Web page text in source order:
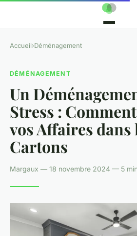
Accueil›Déménagement
DÉMÉNAGEMENT
Un
Stress :
vos Affaires dans
Cartons
Margaux — 18 novembre 2024 — 5